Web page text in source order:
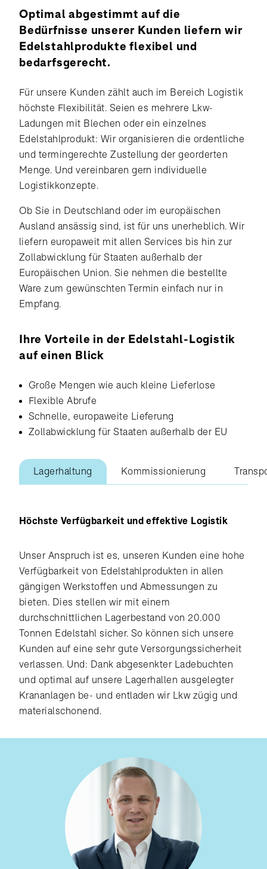
Optimal abgestimmt auf die
Bedürfnisse unserer Kunden liefern wir
Edelstahlprodukte flexibel und
bedarfsgerecht.
Für unsere Kunden zählt auch im Bereich Logistik
höchste Flexibilität. Seien es mehrere Lkw-
Ladungen mit Blechen oder ein einzelnes
Edelstahlprodukt: Wir organisieren die ordentliche
und termingerechte Zustellung der georderten
Menge. Und vereinbaren gern individuelle
Logistikkonzepte.
Ob Sie in Deutschland oder im europäischen
Ausland ansässig sind, ist für uns unerheblich. Wir
liefern europaweit mit allen Services bis hin zur
Zollabwicklung für Staaten außerhalb der
Europäischen Union. Sie nehmen die bestellte
Ware zum gewünschten Termin einfach nur in
Empfang.
Ihre Vorteile in der Edelstahl-Logistik
auf einen Blick
Große Mengen wie auch kleine Lieferlose
Flexible Abrufe
Schnelle, europaweite Lieferung
Zollabwicklung für Staaten außerhalb der EU
Lagerhaltung Kommissionierung
Höchste Verfügbarkeit und effektive Logistik
Unser Anspruch ist es, unseren Kunden eine hohe
Verfügbarkeit von Edelstahlprodukten in allen
gängigen Werkstoffen und Abmessungen zu
bieten. Dies stellen wir mit einem
durchschnittlichen Lagerbestand von 20.000
Tonnen Edelstahl sicher. So können sich unsere
Kunden auf eine sehr gute Versorgungssicherheit
verlassen. Und: Dank abgesenkter Ladebuchten
und optimal auf unsere Lagerhallen ausgelegter
Krananlagen be- und entladen wir Lkw zügig und
materialschonend.